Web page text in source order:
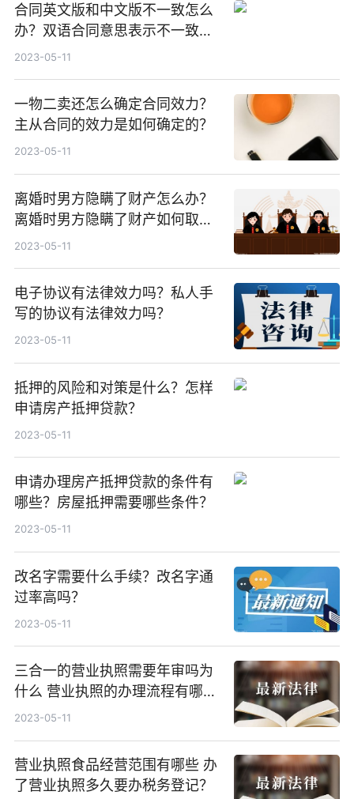
合同英文版和中文版不一致怎么
办？双语合同意思表示不一致怎
么办？
2023-05-11
一物二卖还怎么确定合同效力？
主从合同的效力是如何确定的？
2023-05-11
离婚时男方隐瞒了财产怎么办？
离婚时男方隐瞒了财产如何取
证？
2023-05-11
电子协议有法律效力吗？私人手
写的协议有法律效力吗？
2023-05-11
抵押的风险和对策是什么？怎样
申请房产抵押贷款？
2023-05-11
申请办理房产抵押贷款的条件有
哪些？房屋抵押需要哪些条件？
2023-05-11
改名字需要什么手续？改名字通
过率高吗？
2023-05-11
三合一的营业执照需要年审吗为
什么 营业执照的办理流程有哪
些？
2023-05-11
营业执照食品经营范围有哪些 办
了营业执照多久要办税务登记？